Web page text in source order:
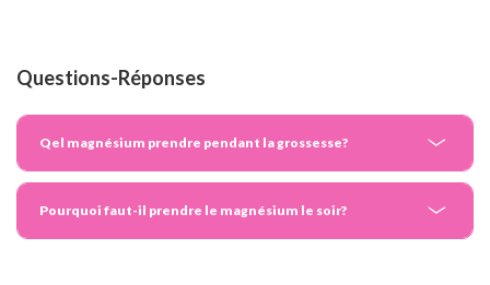
Questions-Réponses
Qel magnésium prendre pendant la grossesse?
Pourquoi faut-il prendre le magnésium le soir?